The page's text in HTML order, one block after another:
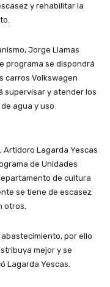
y rehabilitar la
Jorge Llamas
programa se dispondrá
carros Volkswagen
supervisar y atender los
agua y uso
Artidoro Lagarda Yescas
de Unidades
de cultura
se tiene de escasez
otros.
por ello
mejor y se
Lagarda Yescas.